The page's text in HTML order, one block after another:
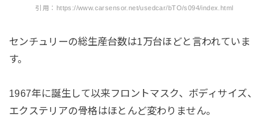
引用：https://www.carsensor.net/usedcar/bTO/s094/index.html
センチュリーの総生産台数は1万台ほどと言われていま
す。
1967年に誕生して以来フロントマスク、ボディサイズ、
エクステリアの骨格はほとんど変わりません。